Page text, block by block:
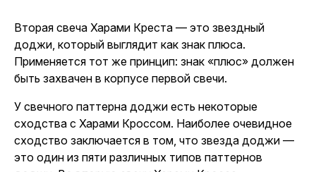
Вторая свеча Харами Креста — это звездный
доджи, который выглядит как знак плюса.
Применяется тот же принцип: знак «плюс» должен
быть захвачен в корпусе первой свечи.
У свечного паттерна доджи есть некоторые
сходства с Харами Кроссом. Наиболее очевидное
сходство заключается в том, что звезда доджи —
это один из пяти различных типов паттернов